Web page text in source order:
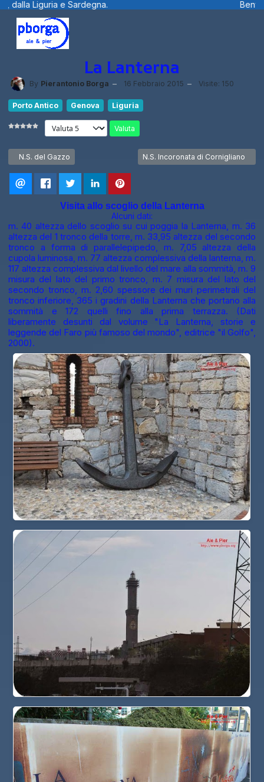
Benvenuti visitatori ... fotografie,
La Lanterna
By Pierantonio Borga 16 Febbraio 2015 Visite: 150
Porto Antico Genova Liguria
Valuta
Articolo precedente: N.S. del Gazzo
N.S. del Gazzo Articolo successivo: N.S.
N.S. Incoronata di Cornigliano
Visita allo scoglio della Lanterna
Alcuni dati:
m. 40 altezza dello scoglio su cui poggia la Lanterna, m. 36
altezza del 1 tronco della torre, m. 33,95 altezza del secondo
tronco a forma di parallelepipedo, m. 7,05 altezza della
cupola luminosa, m. 77 altezza complessiva della lanterna, m.
117 altezza complessiva dal livello del mare alla sommità, m. 9
misura del lato del primo tronco, m. 7 misura del lato del
secondo tronco, m. 2,60 spessore dei muri perimetrali del
tronco inferiore, 365 i gradini della Lanterna che portano alla
sommità e 172 quelli fino alla prima terrazza. (Dati
liberamente desunti dal volume "La Lanterna, storie e
leggende del Faro più famoso del mondo", editrice "il Golfo",
2000).